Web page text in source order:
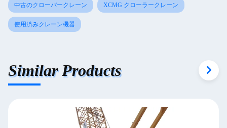
中古のクローバークレーン XCMG クローラークレーン
使用済みクレーン機器
Similar Products